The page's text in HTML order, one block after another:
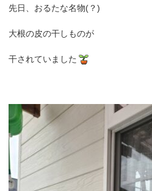
先日、おるたな名物(？)
大根の皮の干しものが
干されていました